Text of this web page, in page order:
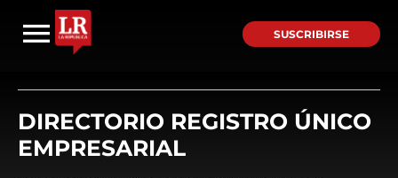
SUSCRIBIRSE
DIRECTORIO REGISTRO ÚNICO
EMPRESARIAL